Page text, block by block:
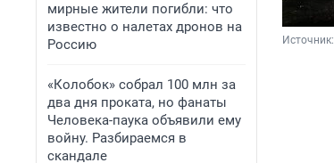
мирные жители погибли: что
известно о налетах дронов на
Россию
«Колобок» собрал 100 млн за
два дня проката, но фанаты
Человека-паука объявили ему
войну. Разбираемся в
скандале
Источник: